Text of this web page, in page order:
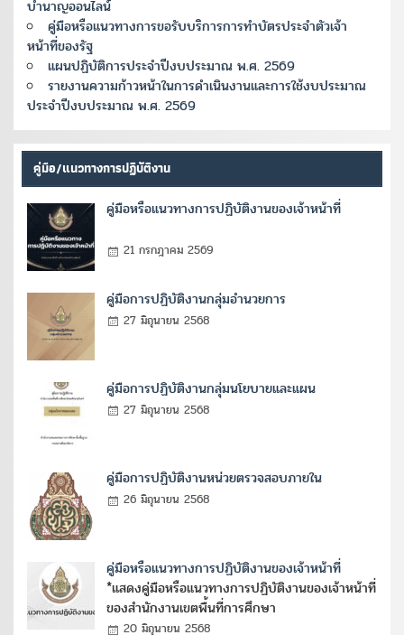
บำนาญออนไลน์
คู่มือหรือแนวทางการขอรับบริการการทำบัตรประจำตัวเจ้า
หน้าที่ของรัฐ
แผนปฏิบัติการประจำปีงบประมาณ พ.ศ. 2569
รายงานความก้าวหน้าในการดำเนินงานและการใช้งบประมาณ
ประจำปีงบประมาณ พ.ศ. 2569
คู่มือ/แนวทางการปฏิบัติงาน
คู่มือหรือแนวทางการปฏิบัติงานของเจ้าหน้าที่
21 กรกฎาคม 2569
คู่มือการปฏิบัติงานกลุ่มอำนวยการ
27 มิถุนายน 2568
คู่มือการปฏิบัติงานกลุ่มนโยบายและแผน
27 มิถุนายน 2568
คู่มือการปฏิบัติงานหน่วยตรวจสอบภายใน
26 มิถุนายน 2568
คู่มือหรือแนวทางการปฏิบัติงานของเจ้าหน้าที่
*แสดงคู่มือหรือแนวทางการปฏิบัติงานของเจ้าหน้าที่
ของสำนักงานเขตพื้นที่การศึกษา
20 มิถุนายน 2568